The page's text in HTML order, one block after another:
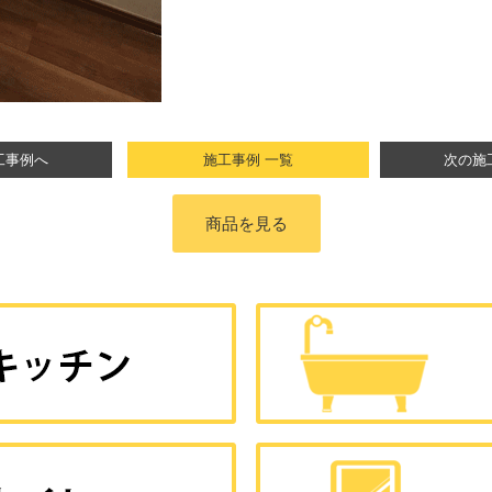
例へ 施工事例 一覧 次の
商品を見る